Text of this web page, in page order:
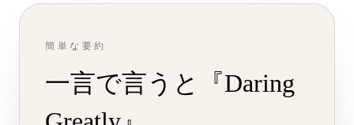
簡単な要約
一言で言うと『Daring